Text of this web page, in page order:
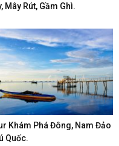
Mây Rút, Gầm Ghì.
Khám Phá Đông, Nam Đảo
Quốc.